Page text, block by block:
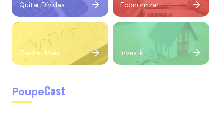
Quitar Dívidas Economizar
Ganhar Mais Investir
PoupeCast